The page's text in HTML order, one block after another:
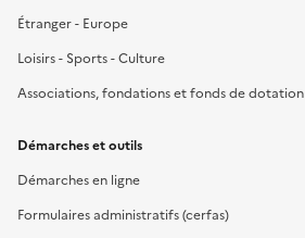
Étranger - Europe
Loisirs - Sports - Culture
Associations, fondations et fonds de dotation
Démarches et outils
Démarches en ligne
Formulaires administratifs (cerfas)